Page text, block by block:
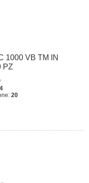
1000 VB TM IN
PZ
20